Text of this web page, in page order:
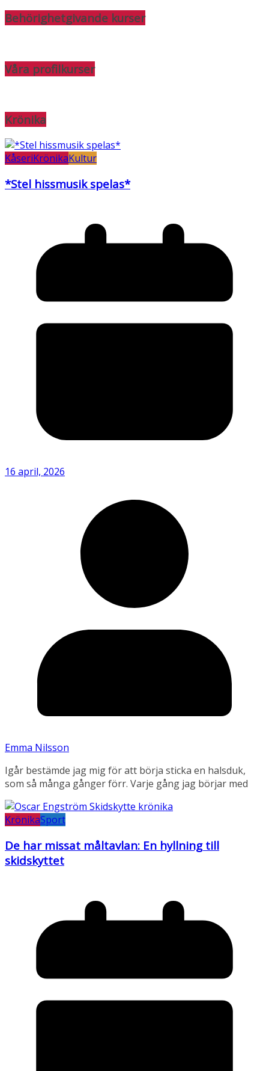
Behörighetgivande kurser
Våra profilkurser
Krönika
KåseriKrönikaKultur
*Stel hissmusik spelas*
16 april, 2026
Emma Nilsson
Igår bestämde jag mig för att börja sticka en halsduk,
som så många gånger förr. Varje gång jag börjar med
KrönikaSport
De har missat måltavlan: En hyllning till
skidskyttet